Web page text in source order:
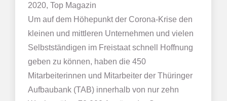
2020, Top Magazin
Um auf dem Höhepunkt der Corona-Krise den
kleinen und mittleren Unternehmen und vielen
Selbstständigen im Freistaat schnell Hoffnung
geben zu können, haben die 450
Mitarbeiterinnen und Mitarbeiter der Thüringer
Aufbaubank (TAB) innerhalb von nur zehn